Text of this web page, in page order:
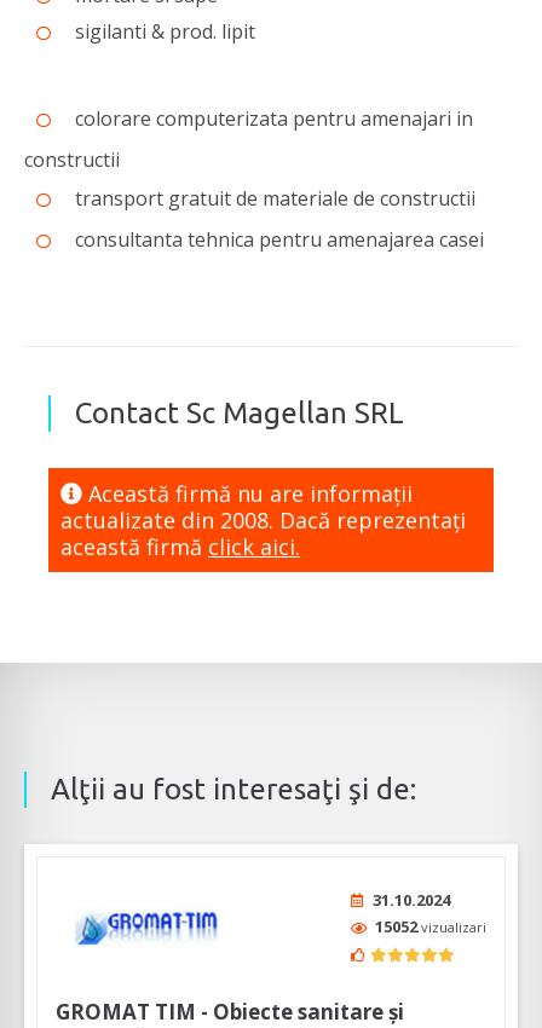
sigilanti & prod. lipit
colorare computerizata pentru amenajari in
constructii
transport gratuit de materiale de constructii
consultanta tehnica pentru amenajarea casei
Contact Sc Magellan SRL
Această firmă nu are informaţii
actualizate din 2008. Dacă reprezentaţi
această firmă click aici.
Alţii au fost interesaţi şi de:
31.10.2024
15052vizualizari
GROMAT TIM - Obiecte sanitare și